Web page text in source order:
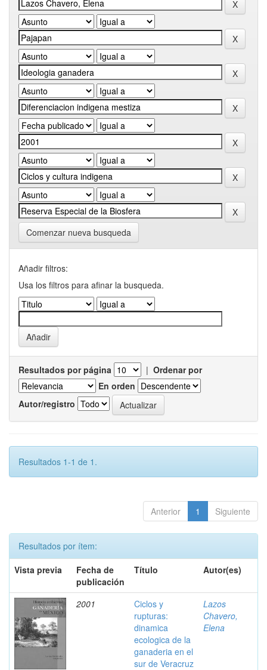
Comenzar nueva busqueda
Añadir filtros:
Usa los filtros para afinar la busqueda.
Resultados por página | Ordenar por
En orden
Autor/registro
Resultados 1-1 de 1.
Anterior 1 Siguiente
Resultados por ítem:
Vista previa
Fecha de
publicación
Título Autor(es)
2001
Ciclos y
rupturas:
dinamica
ecologica de la
ganaderia en el
sur de Veracruz
Lazos
Chavero,
Elena